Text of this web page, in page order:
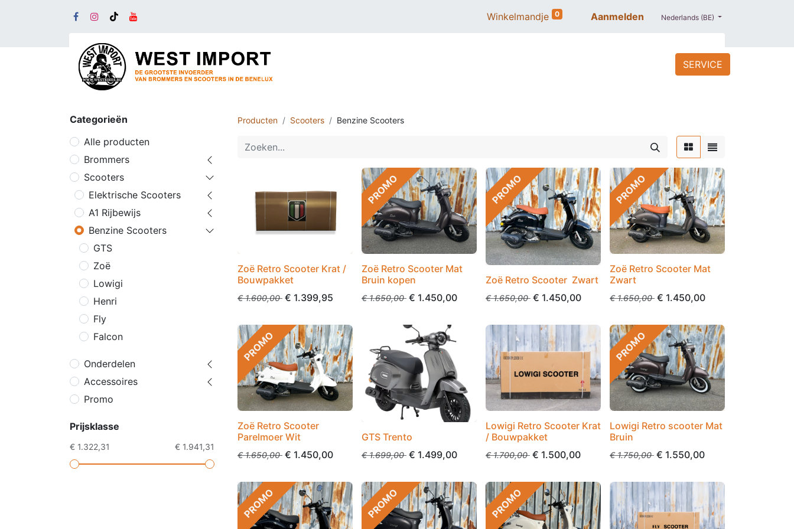
Winkelmandje 0 Aanmelden Nederlands (BE)
PROMO
SERVICE
Categorieën
Alle producten
Brommers
Scooters
Elektrische Scooters
A1 Rijbewijs
Benzine Scooters
GTS
Zoë
Lowigi
Henri
Fly
Falcon
Onderdelen
Accessoires
Promo
Prijsklasse
€ 1.322,31 € 1.941,31
Producten Scooters Benzine Scooters
Zoë Retro Scooter Krat /
Bouwpakket
€1.600,00 € 1.399,95
PROMO
Zoë Retro Scooter Mat
Bruin kopen
€1.650,00 € 1.450,00
PROMO
Zoë Retro Scooter Zwart
€1.650,00 € 1.450,00
PROMO
Zoë Retro Scooter Mat
Zwart
€1.650,00 € 1.450,00
PROMO
Zoë Retro Scooter
Parelmoer Wit
€1.650,00 € 1.450,00
GTS Trento
€1.699,00 € 1.499,00
Lowigi Retro Scooter Krat
/ Bouwpakket
€1.700,00 € 1.500,00
PROMO
Lowigi Retro scooter Mat
Bruin
€1.750,00 € 1.550,00
PROMO PROMO PROMO